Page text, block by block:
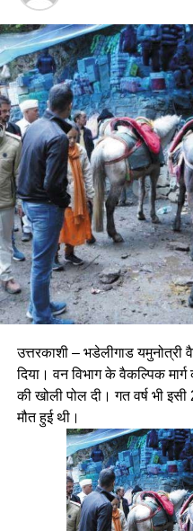
उत्तरकाशी – भडेलीगाड यमुनोत्री
दिया। वन विभाग के वैकल्पिक मार्ग
की खोली पोल दी। गत वर्ष भी
मौत हुई थी।